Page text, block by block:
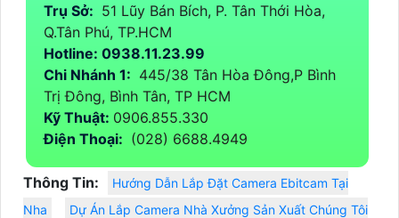
Trụ Sở: 51 Lũy Bán Bích, P. Tân Thới Hòa,
Q.Tân Phú, TP.HCM
Hotline: 0938.11.23.99
Chi Nhánh 1: 445/38 Tân Hòa Đông,P Bình
Trị Đông, Bình Tân, TP HCM
Kỹ Thuật: 0906.855.330
Điện Thoại: (028) 6688.4949
Thông Tin:
Hướng Dẫn Lắp Đặt Camera Ebitcam Tại
Nha
Dự Án Lắp Camera Nhà Xưởng Sản Xuất Chúng Tôi